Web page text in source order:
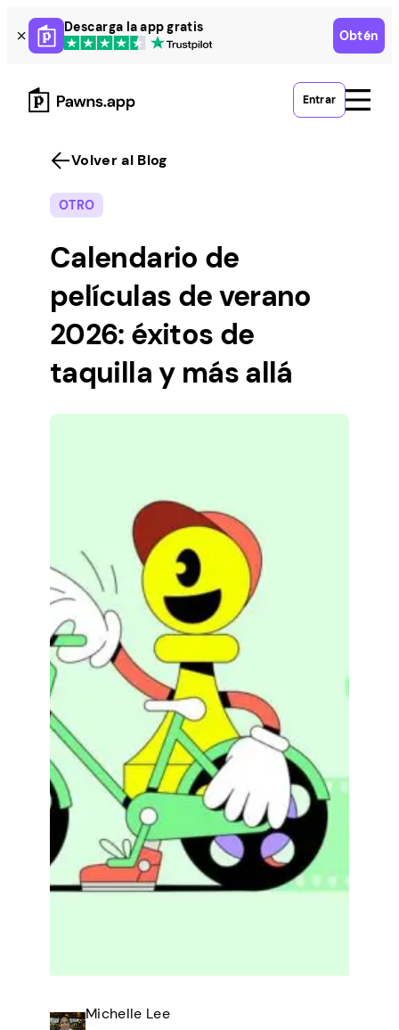
Skip
to
content
Descarga la app gratis
Obtén
Entrar
Volver al Blog
OTRO
Calendario de
películas de verano
2026: éxitos de
taquilla y más allá
Michelle Lee